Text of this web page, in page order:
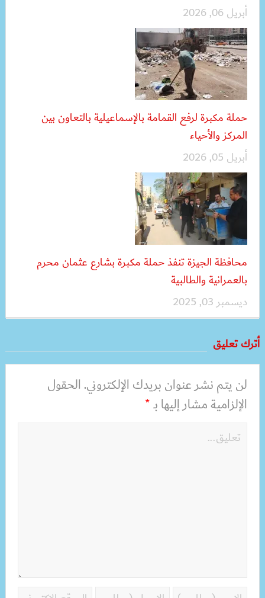
أبريل 06, 2026
حملة مكبرة لرفع القمامة بالإسماعيلية بالتعاون بين
المركز والأحياء
أبريل 05, 2026
محافظة الجيزة تنفذ حملة مكبرة بشارع عثمان محرم
بالعمرانية والطالبية
ديسمبر 03, 2025
أترك تعليق
لن يتم نشر عنوان بريدك الإلكتروني.الحقول
الإلزامية مشار إليها بـ*